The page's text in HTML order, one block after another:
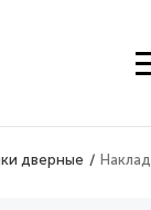
дверные